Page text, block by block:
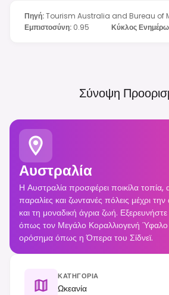
Πηγή:Tourism Australia and Bureau of
Εμπιστοσύνη: 0.95 Κύκλος
Σύνοψη
Αυστραλία
Η Αυστραλία προσφέρει ποικίλα τοπία,
παραλίες και ζωντανές πόλεις μέχρι
και τη μοναδική άγρια ζωή.
όπως τον Μεγάλο Κοραλλιογενή Ύφαλο
ορόσημα όπως η Όπερα του Σίδνεϊ.
ΚΑΤΗΓΟΡΊΑ
Ωκεανία